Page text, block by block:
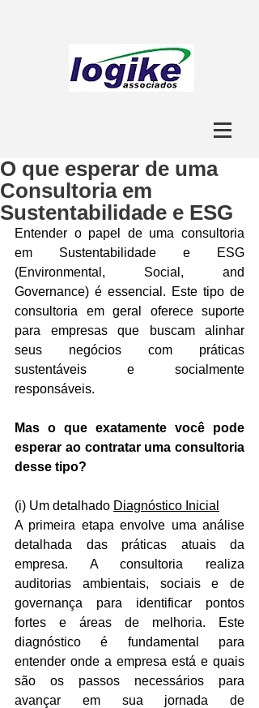
O que esperar de uma
Consultoria em
Sustentabilidade e ESG
Entender o papel de uma consultoria
em Sustentabilidade e ESG
(Environmental, Social, and
Governance) é essencial. Este tipo de
consultoria em geral oferece suporte
para empresas que buscam alinhar
seus negócios com práticas
sustentáveis e socialmente
responsáveis.
Mas o que exatamente você pode
esperar ao contratar uma consultoria
desse tipo?
(i) Um detalhado Diagnóstico Inicial
A primeira etapa envolve uma análise
detalhada das práticas atuais da
empresa. A consultoria realiza
auditorias ambientais, sociais e de
governança para identificar pontos
fortes e áreas de melhoria. Este
diagnóstico é fundamental para
entender onde a empresa está e quais
são os passos necessários para
avançar em sua jornada de